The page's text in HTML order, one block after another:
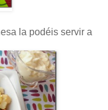
la podéis servir a